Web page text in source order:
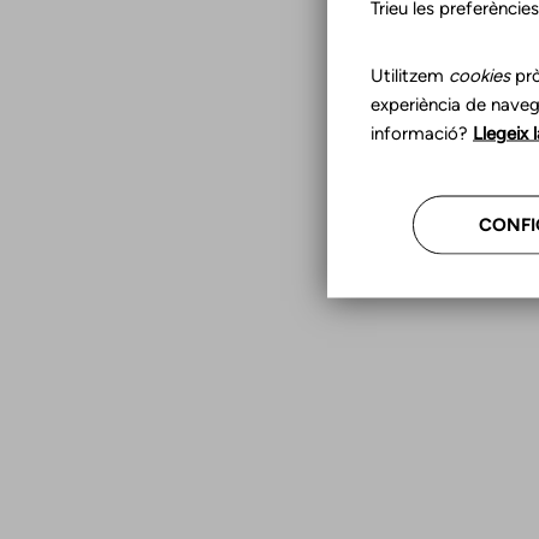
Trieu les
Utilitzem cookies
experiència de
informació? Llegeix